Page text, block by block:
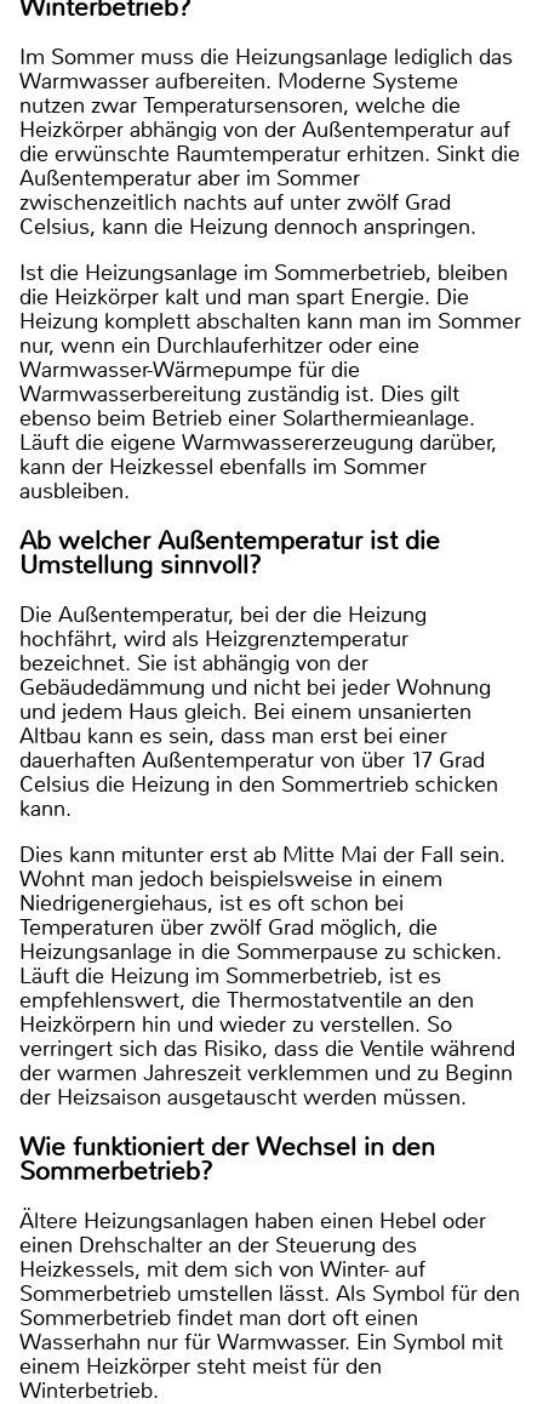
Winterbetrieb?
Im Sommer muss die Heizungsanlage lediglich das
Warmwasser aufbereiten. Moderne Systeme
nutzen zwar Temperatursensoren, welche die
Heizkörper abhängig von der Außentemperatur auf
die erwünschte Raumtemperatur erhitzen. Sinkt die
Außentemperatur aber im Sommer
zwischenzeitlich nachts auf unter zwölf Grad
Celsius, kann die Heizung dennoch anspringen.
Ist die Heizungsanlage im Sommerbetrieb, bleiben
die Heizkörper kalt und man spart Energie. Die
Heizung komplett abschalten kann man im Sommer
nur, wenn ein Durchlauferhitzer oder eine
Warmwasser-Wärmepumpe für die
Warmwasserbereitung zuständig ist. Dies gilt
ebenso beim Betrieb einer Solarthermieanlage.
Läuft die eigene Warmwassererzeugung darüber,
kann der Heizkessel ebenfalls im Sommer
ausbleiben.
Ab welcher Außentemperatur ist die
Umstellung sinnvoll?
Die Außentemperatur, bei der die Heizung
hochfährt, wird als Heizgrenztemperatur
bezeichnet. Sie ist abhängig von der
Gebäudedämmung und nicht bei jeder Wohnung
und jedem Haus gleich. Bei einem unsanierten
Altbau kann es sein, dass man erst bei einer
dauerhaften Außentemperatur von über 17 Grad
Celsius die Heizung in den Sommertrieb schicken
kann.
Dies kann mitunter erst ab Mitte Mai der Fall sein.
Wohnt man jedoch beispielsweise in einem
Niedrigenergiehaus, ist es oft schon bei
Temperaturen über zwölf Grad möglich, die
Heizungsanlage in die Sommerpause zu schicken.
Läuft die Heizung im Sommerbetrieb, ist es
empfehlenswert, die Thermostatventile an den
Heizkörpern hin und wieder zu verstellen. So
verringert sich das Risiko, dass die Ventile während
der warmen Jahreszeit verklemmen und zu Beginn
der Heizsaison ausgetauscht werden müssen.
Wie funktioniert der Wechsel in den
Sommerbetrieb?
Ältere Heizungsanlagen haben einen Hebel oder
einen Drehschalter an der Steuerung des
Heizkessels, mit dem sich von Winter- auf
Sommerbetrieb umstellen lässt. Als Symbol für den
Sommerbetrieb findet man dort oft einen
Wasserhahn nur für Warmwasser. Ein Symbol mit
einem Heizkörper steht meist für den
Winterbetrieb.